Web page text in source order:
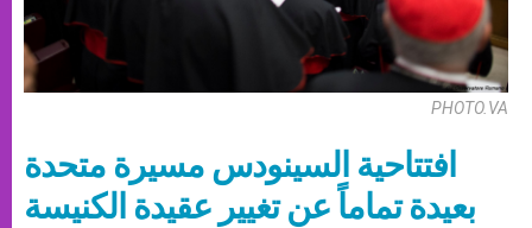
PHOTO.VA
افتتاحية السينودس مسيرة متحدة
بعيدة تماماً عن تغيير عقيدة الكنيسة